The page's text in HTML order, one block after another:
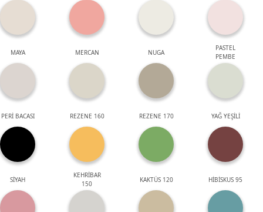
MAYA MERCAN NUGA
PASTEL
PEMBE
PERİ BACASI REZENE 160 REZENE 170 YAĞ YEŞİLİ
SİYAH
KEHRİBAR
150
KAKTÜS 120 HİBİSKUS 95